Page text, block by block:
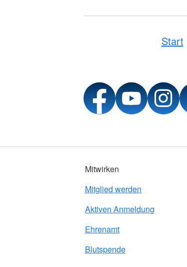
Start
Mitwirken
Mitglied werden
Aktiven Anmeldung
Ehrenamt
Blutspende